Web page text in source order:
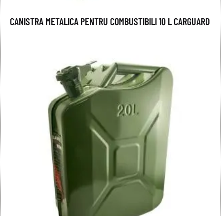
CANISTRA METALICA PENTRU COMBUSTIBILI 10 L CARGUARD